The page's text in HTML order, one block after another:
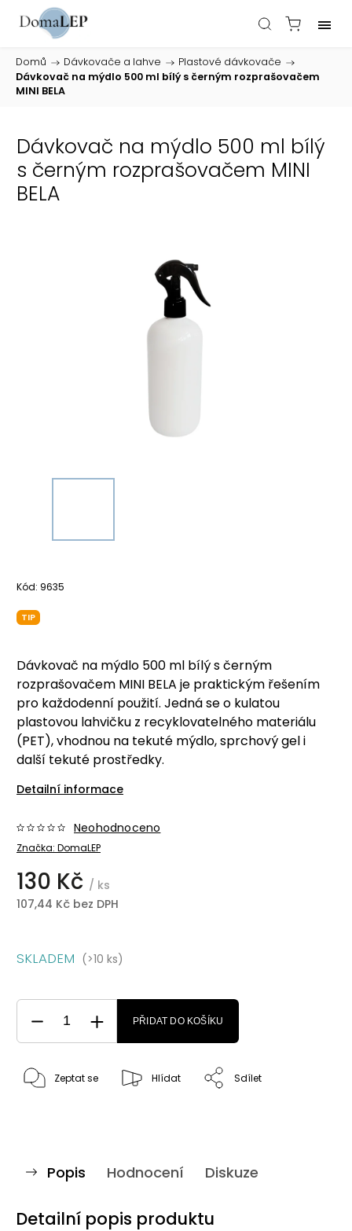
Domů / Dávkovače a lahve / Plastové dávkovače /
Dávkovač na mýdlo 500 ml bílý s černým rozprašovačem
MINI BELA
Dávkovač na mýdlo 500 ml bílý
s černým rozprašovačem MINI
BELA
Kód: 9635
TIP
Dávkovač na mýdlo 500 ml bílý s černým
rozprašovačem MINI BELA je praktickým řešením
pro každodenní použití. Jedná se o kulatou
plastovou lahvičku z recyklovatelného materiálu
(PET), vhodnou na tekuté mýdlo, sprchový gel i
další tekuté prostředky.
Detailní informace
Značka: DomaLEP
Neohodnoceno
130 Kč / ks
107,44 Kč bez DPH
SKLADEM (>10 ks)
PŘIDAT DO KOŠÍKU
Zeptat se Hlídat Sdílet
Popis Hodnocení Diskuze
Detailní popis produktu